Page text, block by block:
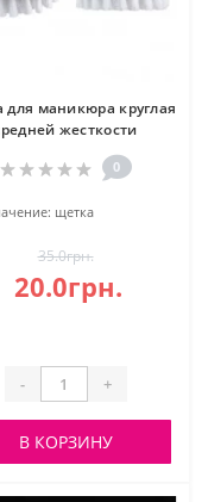
для маникюра круглая
жесткости
0
щетка
35.0грн.
20.0грн.
- +
В КОРЗИНУ